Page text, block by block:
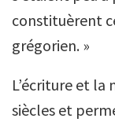
constituèrent
grégorien. »
L’écriture et la
siècles et